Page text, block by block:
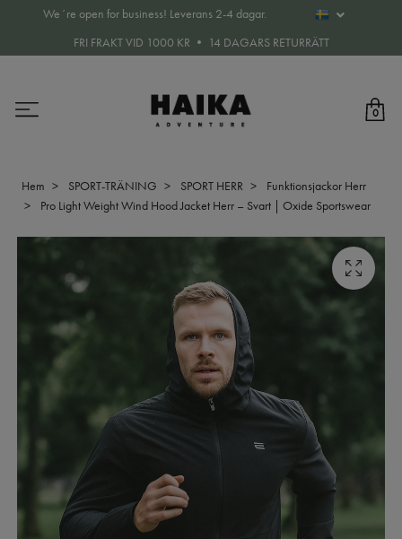
We´re open for business! Leverans 2-4 dagar.
FRI FRAKT VID 1000 KR • 14 DAGARS RETURRÄTT
0
Hem SPORT-TRÄNING SPORT HERR
Funktionsjackor Herr
Pro Light Weight Wind Hood Jacket Herr – Svart | Oxide Sportswear